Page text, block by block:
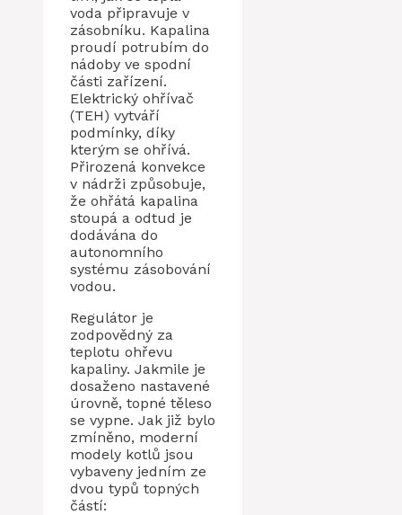
voda připravuje v
zásobníku. Kapalina
proudí potrubím do
nádoby ve spodní
části zařízení.
Elektrický ohřívač
(TEH) vytváří
podmínky, díky
kterým se ohřívá.
Přirozená konvekce
v nádrži způsobuje,
že ohřátá kapalina
stoupá a odtud je
dodávána do
autonomního
systému zásobování
vodou.
Regulátor je
zodpovědný za
teplotu ohřevu
kapaliny. Jakmile je
dosaženo nastavené
úrovně, topné těleso
se vypne. Jak již bylo
zmíněno, moderní
modely kotlů jsou
vybaveny jedním ze
dvou typů topných
částí: